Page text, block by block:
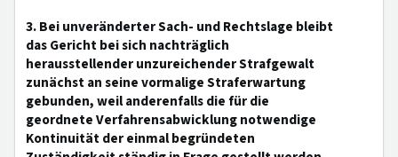
3. Bei unveränderter Sach- und Rechtslage bleibt
das Gericht bei sich nachträglich
herausstellender unzureichender Strafgewalt
zunächst an seine vormalige Straferwartung
gebunden, weil anderenfalls die für die
geordnete Verfahrensabwicklung notwendige
Kontinuität der einmal begründeten